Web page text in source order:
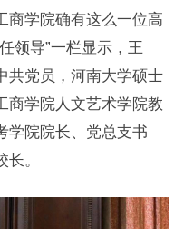
商学院确有这么一位高
领导”一栏显示，王
共党员，河南大学硕士
商学院人文艺术学院教
学院院长、党总支书
。